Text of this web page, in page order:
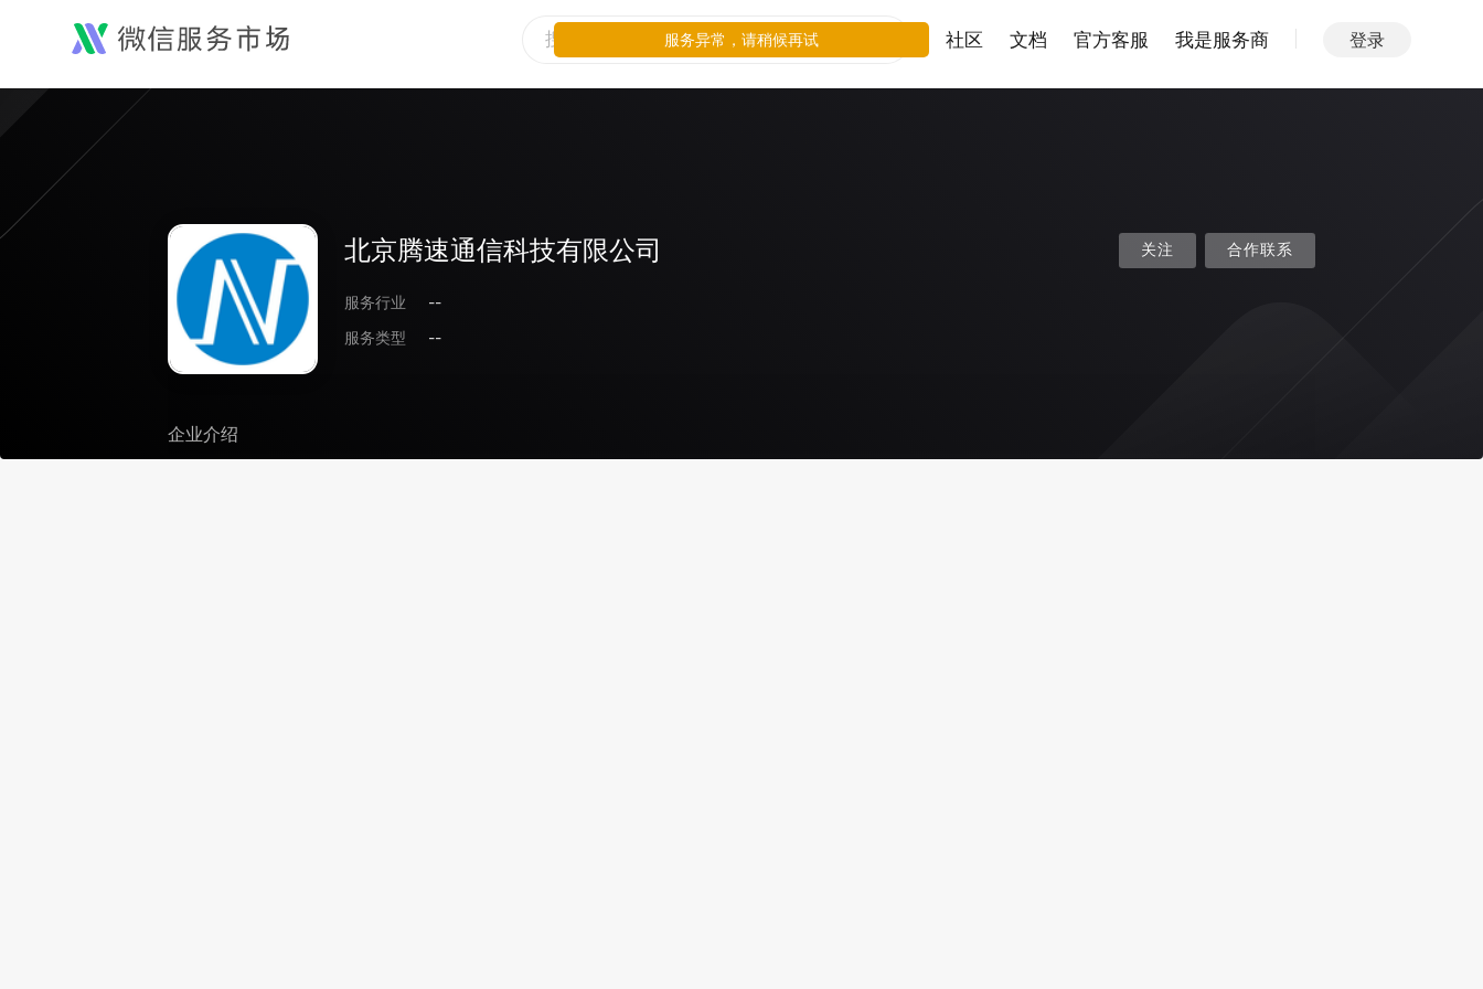
社区 文档 官方客服 我是服务商 登录
北京腾速通信科技有限公司
服务行业
--
服务类型
--
关注 合作联系
企业介绍
服务异常，请稍候再试